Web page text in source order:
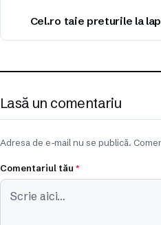
Cel.ro taie preturile la
Lasă un comentariu
Adresa de e-mail nu se publică.
Comentariul tău *